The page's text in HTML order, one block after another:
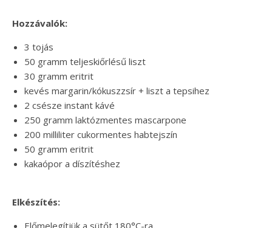
Hozzávalók:
3 tojás
50 gramm teljeskiőrlésű liszt
30 gramm eritrit
kevés margarin/kókuszzsír + liszt a tepsihez
2 csésze instant kávé
250 gramm laktózmentes mascarpone
200 milliliter cukormentes habtejszín
50 gramm eritrit
kakaópor a díszítéshez
Elkészítés: